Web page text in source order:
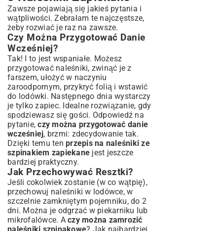
Zawsze pojawiają się jakieś pytania i
wątpliwości. Zebrałam te najczęstsze,
żeby rozwiać je raz na zawsze.
Czy Można Przygotować Danie
Wcześniej?
Tak! I to jest wspaniałe. Możesz
przygotować naleśniki, zwinąć je z
farszem, ułożyć w naczyniu
żaroodpornym, przykryć folią i wstawić
do lodówki. Następnego dnia wystarczy
je tylko zapiec. Idealne rozwiązanie, gdy
spodziewasz się gości. Odpowiedź na
pytanie,czy można przygotować danie
wcześniej, brzmi: zdecydowanie tak.
Dzięki temu ten przepis na naleśniki ze
szpinakiem zapiekane jest jeszcze
bardziej praktyczny.
Jak Przechowywać Resztki?
Jeśli cokolwiek zostanie (w co wątpię),
przechowuj naleśniki w lodówce, w
szczelnie zamkniętym pojemniku, do 2
dni. Można je odgrzać w piekarniku lub
mikrofalówce. A czy można zamrozić
naleśniki szpinakowe? Jak najbardziej.